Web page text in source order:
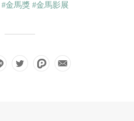
#金馬獎 #金馬影展